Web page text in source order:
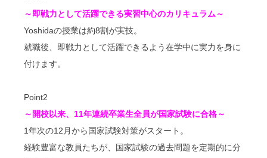
～即戦力として活躍できる実習中心のカリキュラム～
Yoshidaの授業は約8割が実技。
就職後、即戦力として活躍できるよう在学中に実力を身に
付けます。
Point2
～開校以来、11年連続卒業生全員が国家試験に合格～
1年次の12月から国家試験対策がスタート。
経験豊富な教員たちが、国家試験の過去問題を定期的に分